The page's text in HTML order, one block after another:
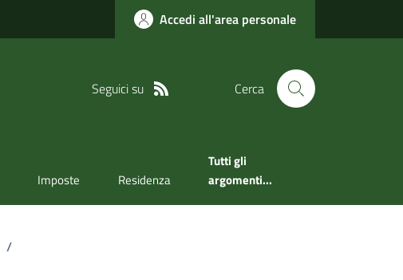
Accedi all'area personale
Seguici su Cerca
Imposte Residenza
Tutti gli
argomenti...
/